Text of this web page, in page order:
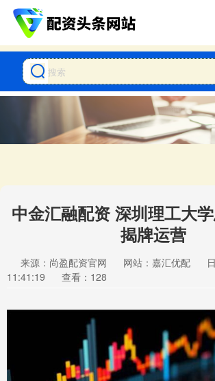
中金汇融配资 深圳理工大
揭牌运营
来源：尚盈配资官网 网站：嘉汇优配
11:41:19
查看：128